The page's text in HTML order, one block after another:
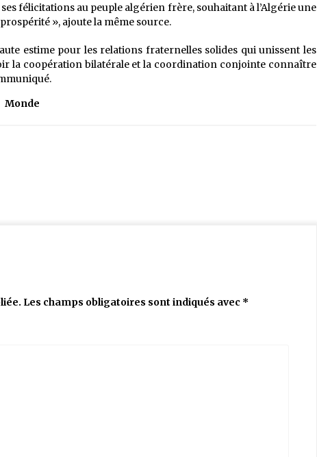
une compétition internationale
3 semaines ago
félicitations au peuple algérien frère, souhaitant à l’Algérie une
», ajoute la même source.
estime pour les relations fraternelles solides qui unissent les
la coopération bilatérale et la coordination conjointe connaître
Monde
Les champs obligatoires sont indiqués avec *